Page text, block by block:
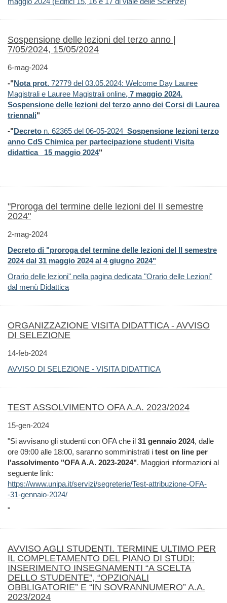
Sospensione delle lezioni del terzo anno |
7/05/2024, 15/05/2024
6-mag-2024
-"Nota prot. 72779 del 03.05.2024: Welcome Day Lauree
Magistrali e Lauree Magistrali online, 7 maggio 2024.
Sospensione delle lezioni del terzo anno dei Corsi di Laurea
triennali"
-"Decreto n. 62365 del 06-05-2024 _Sospensione lezioni terzo
anno CdS Chimica per partecipazione studenti Visita
didattica _15 maggio 2024"
"Proroga del termine delle lezioni del II semestre
2024"
2-mag-2024
Decreto di "proroga del termine delle lezioni del II semestre
2024 dal 31 maggio 2024 al 4 giugno 2024"
Orario delle lezioni" nella pagina dedicata "Orario delle Lezioni"
dal menù Didattica
ORGANIZZAZIONE VISITA DIDATTICA - AVVISO
DI SELEZIONE
14-feb-2024
AVVISO DI SELEZIONE - VISITA DIDATTICA
TEST ASSOLVIMENTO OFA A.A. 2023/2024
15-gen-2024
"Si avvisano gli studenti con OFA che il 31 gennaio 2024, dalle
ore 09:00 alle 18:00, saranno somministrati i test on line per
l'assolvimento "OFA A.A. 2023-2024". Maggiori informazioni al
seguente link:
https://www.unipa.it/servizi/segreterie/Test-attribuzione-OFA-
-31-gennaio-2024/
"
AVVISO AGLI STUDENTI. TERMINE ULTIMO PER
IL COMPLETAMENTO DEL PIANO DI STUDI:
INSERIMENTO INSEGNAMENTI “A SCELTA
DELLO STUDENTE”, “OPZIONALI
OBBLIGATORIE” E “IN SOVRANNUMERO” A.A.
2023/2024